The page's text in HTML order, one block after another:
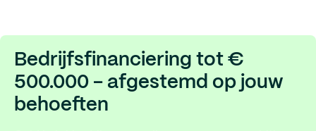
Bedrijfsfinanciering tot €
500.000 - afgestemd op jouw
behoeften